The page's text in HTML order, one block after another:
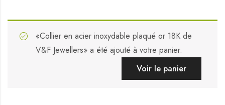
«Collier en acier inoxydable plaqué or 18K de
V&F Jewellers» a été ajouté à votre panier.
Voir le panier